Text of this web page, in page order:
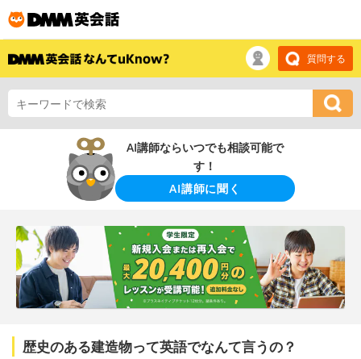
質問する
AI講師ならいつでも相談可能で
す！
AI講師に聞く
歴史のある建造物って英語でなんて言うの？